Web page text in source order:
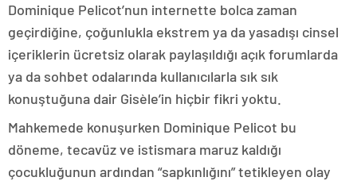
Dominique Pelicot’nun internette bolca zaman
geçirdiğine, çoğunlukla ekstrem ya da yasadışı cinsel
içeriklerin ücretsiz olarak paylaşıldığı açık forumlarda
ya da sohbet odalarında kullanıcılarla sık sık
konuştuğuna dair Gisèle’in hiçbir fikri yoktu.
Mahkemede konuşurken Dominique Pelicot bu
döneme, tecavüz ve istismara maruz kaldığı
çocukluğunun ardından “sapkınlığını” tetikleyen olay